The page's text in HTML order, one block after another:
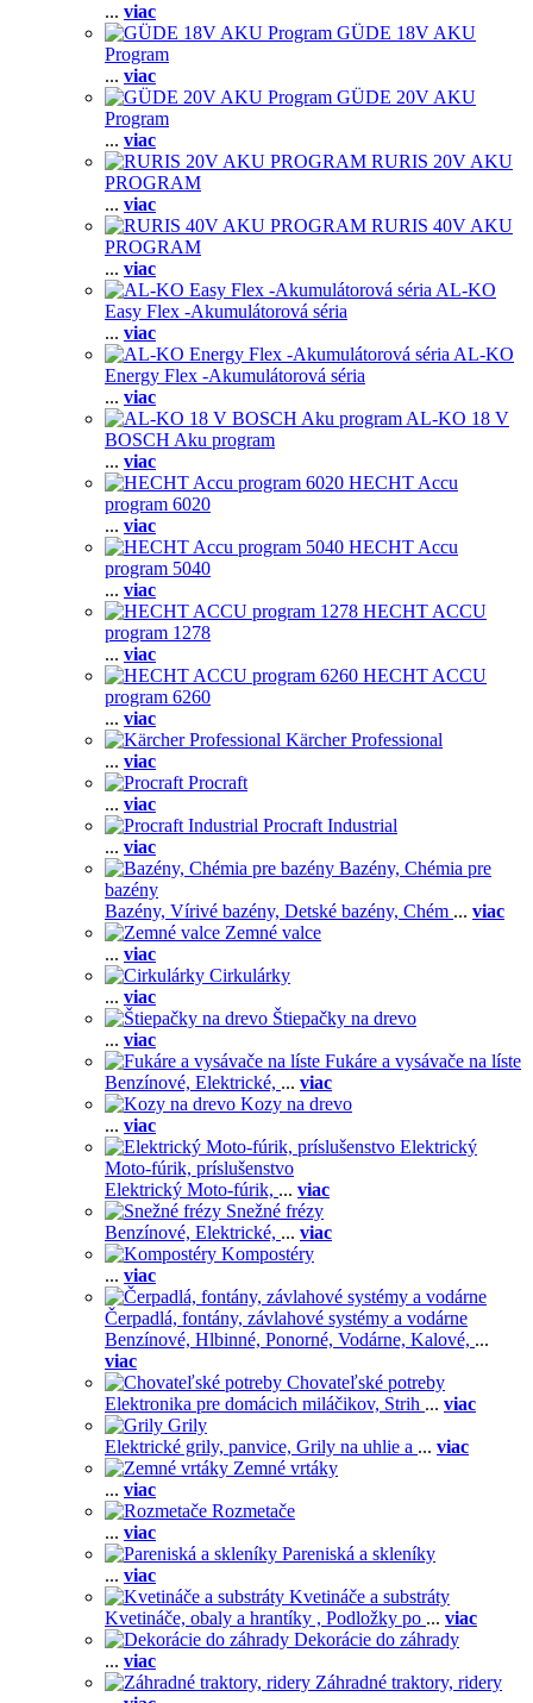
... viac
GÜDE 18V AKU
Program
... viac
GÜDE 20V AKU
Program
... viac
RURIS 20V AKU
PROGRAM
... viac
RURIS 40V AKU
PROGRAM
... viac
AL-KO
Easy Flex -Akumulátorová séria
... viac
AL-KO
Energy Flex -Akumulátorová séria
... viac
AL-KO 18 V
BOSCH Aku program
... viac
HECHT Accu
program 6020
... viac
HECHT Accu
program 5040
... viac
HECHT ACCU
program 1278
... viac
HECHT ACCU
program 6260
... viac
Kärcher Professional
... viac
Procraft
... viac
Procraft Industrial
... viac
Bazény, Chémia pre
bazény
Bazény, Vírivé bazény, Detské bazény, Chém ... viac
Zemné valce
... viac
Cirkulárky
... viac
Štiepačky na drevo
... viac
Fukáre a vysávače na líste
Benzínové, Elektrické, ... viac
Kozy na drevo
... viac
Elektrický
Moto-fúrik, príslušenstvo
Elektrický Moto-fúrik, ... viac
Snežné frézy
Benzínové, Elektrické, ... viac
Kompostéry
... viac
Čerpadlá, fontány, závlahové systémy a vodárne
Benzínové, Hlbinné, Ponorné, Vodárne, Kalové, ...
viac
Chovateľské potreby
Elektronika pre domácich miláčikov, Strih ... viac
Grily
Elektrické grily, panvice, Grily na uhlie a ... viac
Zemné vrtáky
... viac
Rozmetače
... viac
Pareniská a skleníky
... viac
Kvetináče a substráty
Kvetináče, obaly a hrantíky , Podložky po ... viac
Dekorácie do záhrady
... viac
Záhradné traktory, ridery